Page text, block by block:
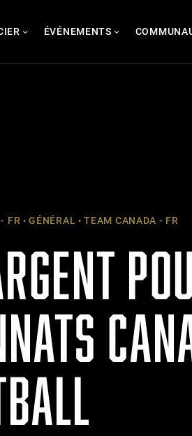
ÉVÉNEMENTS
FR GÉNÉRAL TEAM CANADA - FR